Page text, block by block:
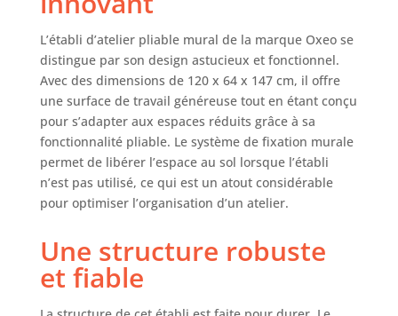
avec tubes carrés
4x4 cm. Deux vis
de verrouillage
assurent un
maintien sécurisé
pendant vos
travaux. ✅
RANGEMENT
ORGANISÉ :
25 crochets inclus
Espace inférieur
L’établi d’atelier pliable mural de la marque Oxeo se
distingue par son design astucieux et fonctionnel.
Avec des dimensions de 120 x 64 x 147 cm, il offre
une surface de travail généreuse tout en étant conçu
pour s’adapter aux espaces réduits grâce à sa
fonctionnalité pliable. Le système de fixation murale
permet de libérer l’espace au sol lorsque l’établi
n’est pas utilisé, ce qui est un atout considérable
pour optimiser l’organisation d’un atelier.
Une structure robuste
et fiable